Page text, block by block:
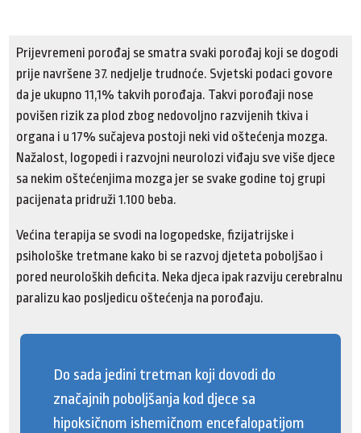
Prijevremeni porođaj se smatra svaki porođaj koji se dogodi
prije navršene 37. nedjelje trudnoće. Svjetski podaci govore
da je ukupno 11,1% takvih porođaja. Takvi porođaji nose
povišen rizik za plod zbog nedovoljno razvijenih tkiva i
organa i u 17% sučajeva postoji neki vid oštećenja mozga.
Nažalost, logopedi i razvojni neurolozi viđaju sve više djece
sa nekim oštećenjima mozga jer se svake godine toj grupi
pacijenata pridruži 1.100 beba.
Većina terapija se svodi na logopedske, fizijatrijske i
psihološke tretmane kako bi se razvoj djeteta poboljšao i
pored neuroloških deficita. Neka djeca ipak razviju cerebralnu
paralizu kao posljedicu oštećenja na porođaju.
Do sada jedini tretman koji dovodi do
značajnih poboljšanja kod djece sa
hipoksičnom ishemičnom encefalopatijom